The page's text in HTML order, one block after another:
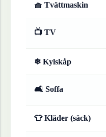
🧺 Tvättmaskin
📺 TV
❄ Kylskåp
🛋 Soffa
👕 Kläder (säck)